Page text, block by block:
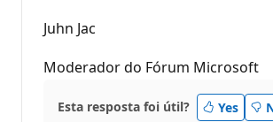
Juhn Jac
Moderador do Fórum Microsoft
Esta resposta foi útil? Yes